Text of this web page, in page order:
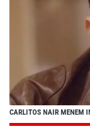
CARLITOS NAIR MENEM